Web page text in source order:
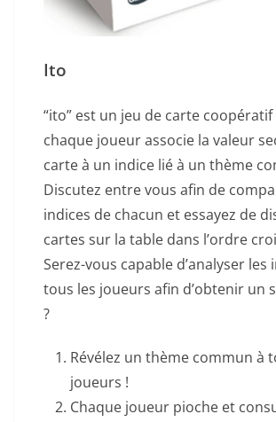
Ito
“ito” est un jeu de carte
chaque joueur associe la valeur
carte à un indice lié à un thème
Discutez entre vous afin de
indices de chacun et essayez de
cartes sur la table dans l’ordre
Serez-vous capable d’analyser les
tous les joueurs afin d’obtenir un
?
Révélez un thème commun à
joueurs !
Chaque joueur pioche et